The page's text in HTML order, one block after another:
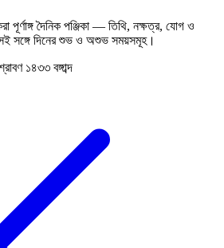
পূর্ণাঙ্গ দৈনিক পঞ্জিকা — তিথি, নক্ষত্র, যোগ ও
সঙ্গে দিনের শুভ ও অশুভ সময়সমূহ।
১৪৩৩ বঙ্গাব্দ